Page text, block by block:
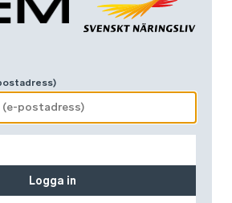
Logga in